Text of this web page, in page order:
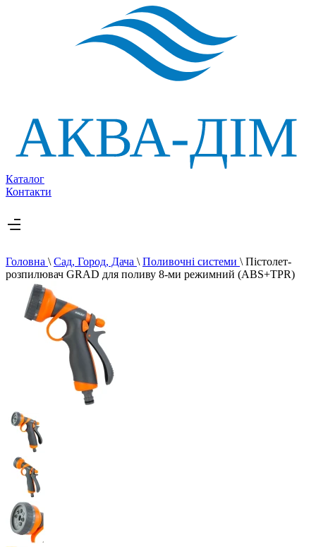
Каталог
Контакти
Головна \ Сад, Город, Дача \ Поливочні системи \ Пістолет-
розпилювач GRAD для поливу 8-ми режимний (ABS+TPR)